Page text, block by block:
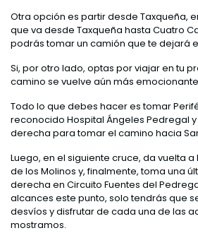
Otra opción es partir desde Taxqueña,
que va desde Taxqueña hasta Cuatro
podrás tomar un camión que te dejará
Si, por otro lado, optas por viajar en tu
camino se vuelve aún más
Todo lo que debes hacer es tomar
reconocido Hospital Ángeles Pedregal
derecha para tomar el camino hacia
Luego, en el siguiente cruce, da vuelta
de los Molinos y, finalmente, toma una
derecha en Circuito Fuentes del
alcances este punto, solo tendrás que
desvíos y disfrutar de cada una de las
mostramos.